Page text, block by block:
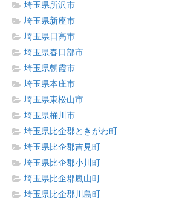
埼玉県所沢市
埼玉県新座市
埼玉県日高市
埼玉県春日部市
埼玉県朝霞市
埼玉県本庄市
埼玉県東松山市
埼玉県桶川市
埼玉県比企郡ときがわ町
埼玉県比企郡吉見町
埼玉県比企郡小川町
埼玉県比企郡嵐山町
埼玉県比企郡川島町